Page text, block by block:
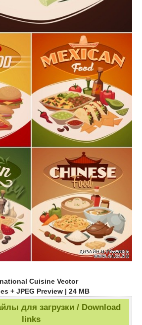
Cuisine Vector
+ JPEG Preview | 24 MB
для загрузки / Download
links